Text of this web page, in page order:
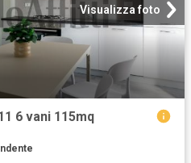
Visualizza foto
6 vani 115mq